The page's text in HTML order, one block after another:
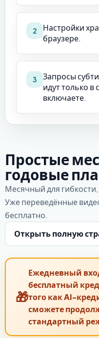
2
Настройки
браузере.
3
Запросы
идут только в
включаете.
Простые
годовые
Месячный для
Уже переведённые
бесплатно.
Открыть полную
Ежедневный
бесплатный
того как AI-
сможете
стандартный